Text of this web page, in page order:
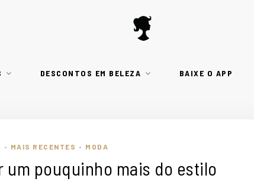
DESCONTOS EM BELEZA BAIXE O APP
• MAIS RECENTES • MODA
um pouquinho mais do estilo